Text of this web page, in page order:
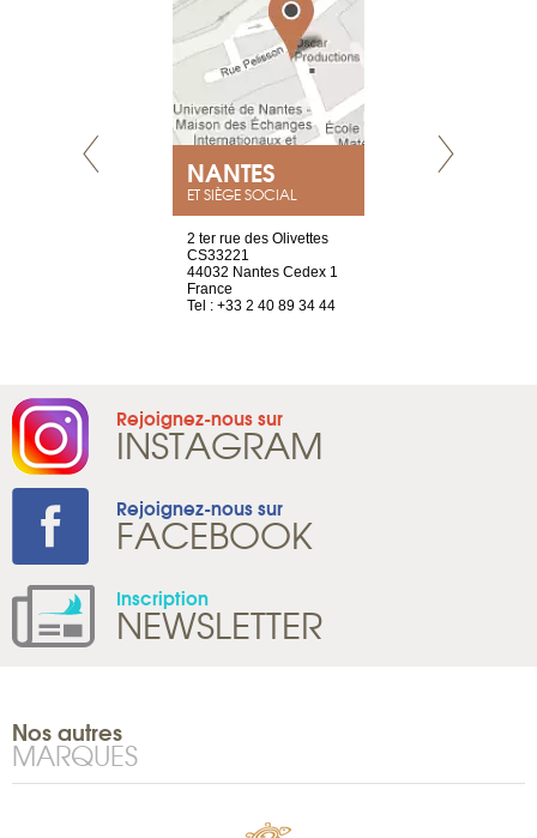
NANTES
ET SIÈGE SOCIAL
2 ter rue des Olivettes
CS33221
44032 Nantes Cedex 1
France
Tel : +33 2 40 89 34 44
Rejoignez-nous sur
INSTAGRAM
Rejoignez-nous sur
FACEBOOK
Inscription
NEWSLETTER
Nos autres
MARQUES